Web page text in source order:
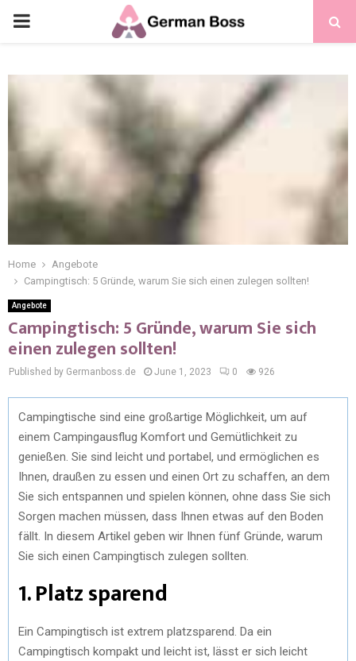
Home
Angebote
Campingtisch: 5 Gründe, warum Sie sich einen zulegen sollten!
Angebote
Campingtisch: 5 Gründe, warum Sie sich
einen zulegen sollten!
Published by Germanboss.de June 1, 2023 0 926
Campingtische sind eine großartige Möglichkeit, um auf
einem Campingausflug Komfort und Gemütlichkeit zu
genießen. Sie sind leicht und portabel, und ermöglichen es
Ihnen, draußen zu essen und einen Ort zu schaffen, an dem
Sie sich entspannen und spielen können, ohne dass Sie sich
Sorgen machen müssen, dass Ihnen etwas auf den Boden
fällt. In diesem Artikel geben wir Ihnen fünf Gründe, warum
Sie sich einen Campingtisch zulegen sollten.
1. Platz sparend
Ein Campingtisch ist extrem platzsparend. Da ein
Campingtisch kompakt und leicht ist, lässt er sich leicht